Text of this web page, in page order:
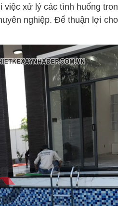
xử lý các tình huống
nghiệp. Để thuận lợi